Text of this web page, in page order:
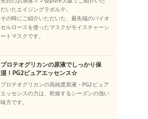
だいたエイジングラボルテ。
その時にご紹介いただいた、最先端のバイオ
セルロースを使ったマスクがモイスチャーシ
ートマスクです。
プロテオグリカンの原液でしっかり保
湿！PG2ピュアエッセンス☆
プロテオグリカンの高純度原液・PG2ピュア
エッセンスの力は、乾燥するシーズンの強い
味方です。